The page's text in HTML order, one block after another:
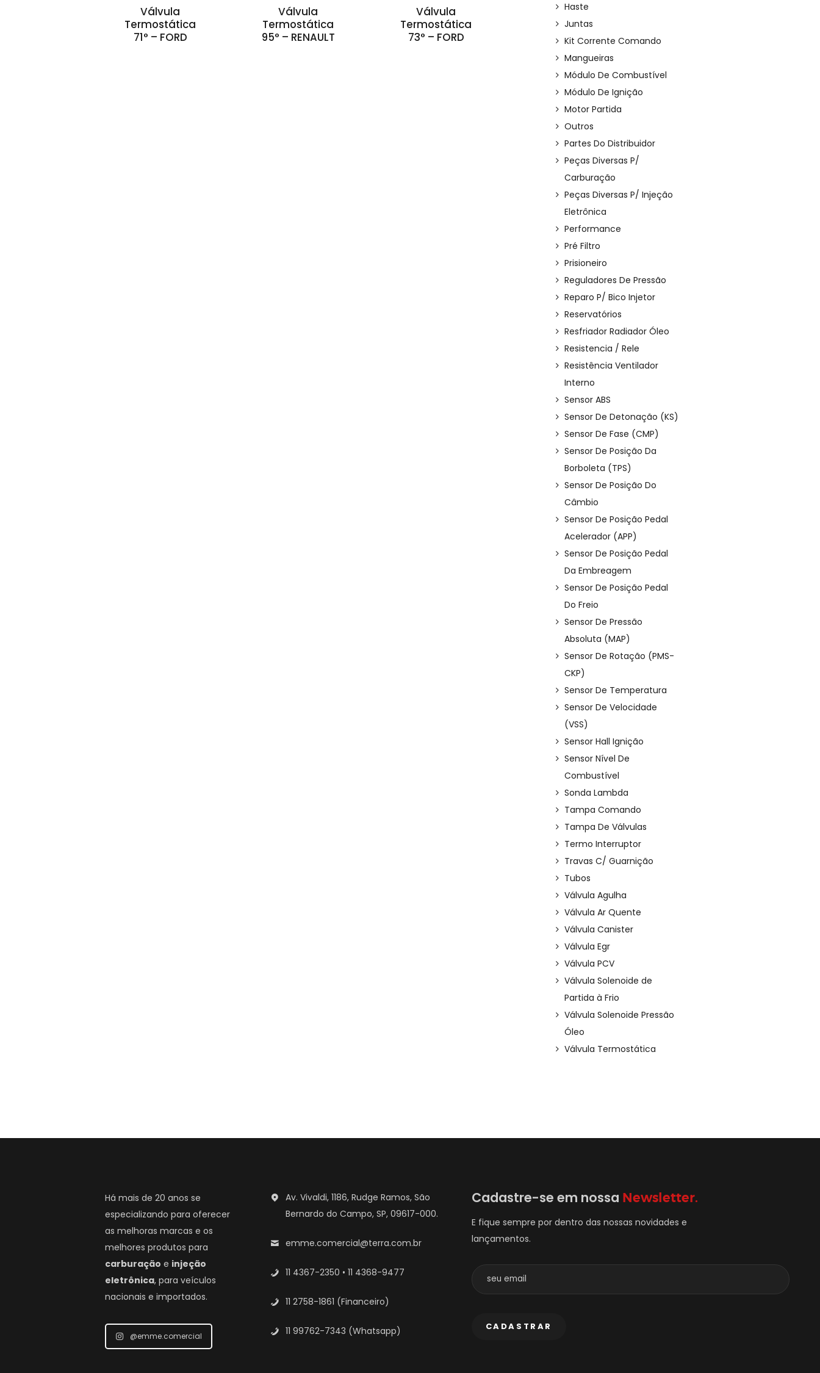
Válvula
Termostática
71° – FORD
Válvula
Termostática
95° – RENAULT
Válvula
Termostática
73° – FORD
Haste
Juntas
Kit Corrente Comando
Mangueiras
Módulo De Combustível
Módulo De Ignição
Motor Partida
Outros
Partes Do Distribuidor
Peças Diversas P/
Carburação
Peças Diversas P/ Injeção
Eletrônica
Performance
Pré Filtro
Prisioneiro
Reguladores De Pressão
Reparo P/ Bico Injetor
Reservatórios
Resfriador Radiador Óleo
Resistencia / Rele
Resistência Ventilador
Interno
Sensor ABS
Sensor De Detonação (KS)
Sensor De Fase (CMP)
Sensor De Posição Da
Borboleta (TPS)
Sensor De Posição Do
Câmbio
Sensor De Posição Pedal
Acelerador (APP)
Sensor De Posição Pedal
Da Embreagem
Sensor De Posição Pedal
Do Freio
Sensor De Pressão
Absoluta (MAP)
Sensor De Rotação (PMS-
CKP)
Sensor De Temperatura
Sensor De Velocidade
(VSS)
Sensor Hall Ignição
Sensor Nível De
Combustível
Sonda Lambda
Tampa Comando
Tampa De Válvulas
Termo Interruptor
Travas C/ Guarnição
Tubos
Válvula Agulha
Válvula Ar Quente
Válvula Canister
Válvula Egr
Válvula PCV
Válvula Solenoide de
Partida à Frio
Válvula Solenoide Pressão
Óleo
Válvula Termostática
Há mais de 20 anos se
especializando para oferecer
as melhoras marcas e os
melhores produtos para
carburação e injeção
eletrônica, para veículos
nacionais e importados.
@emme.comercial
Av. Vivaldi, 1186, Rudge Ramos, São
Bernardo do Campo, SP, 09617-000.
emme.comercial@terra.com.br
11 4367-2350 • 11 4368-9477
11 2758-1861 (Financeiro)
11 99762-7343 (Whatsapp)
Cadastre-se em nossa Newsletter.
E fique sempre por dentro das nossas novidades e
lançamentos.